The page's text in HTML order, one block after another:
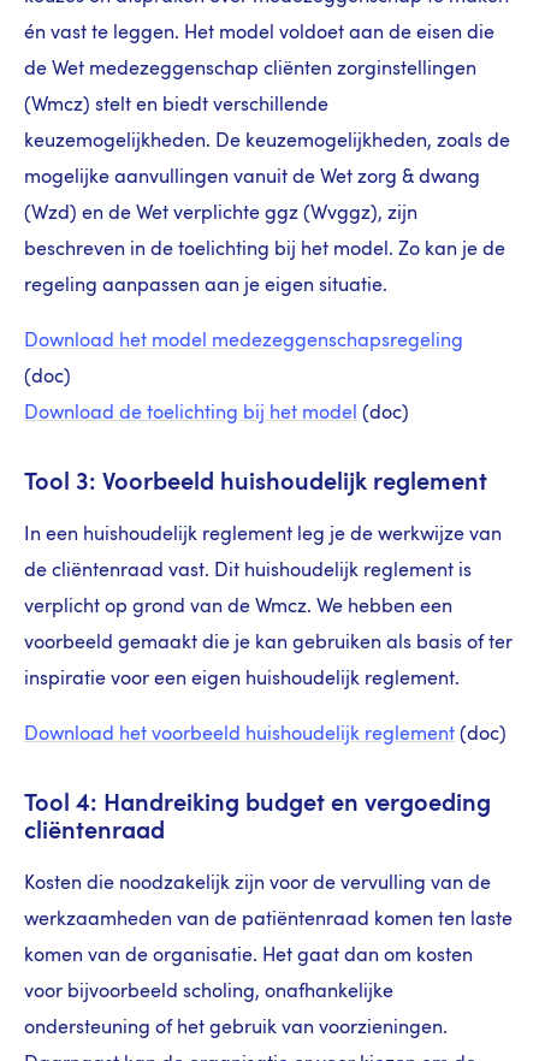
én vast te leggen. Het model voldoet aan de eisen die
de Wet medezeggenschap cliënten zorginstellingen
(Wmcz) stelt en biedt verschillende
keuzemogelijkheden. De keuzemogelijkheden, zoals de
mogelijke aanvullingen vanuit de Wet zorg & dwang
(Wzd) en de Wet verplichte ggz (Wvggz), zijn
beschreven in de toelichting bij het model. Zo kan je de
regeling aanpassen aan je eigen situatie.
Download het model medezeggenschapsregeling
(doc)
Download de toelichting bij het model (doc)
Tool 3: Voorbeeld huishoudelijk reglement
In een huishoudelijk reglement leg je de werkwijze van
de cliëntenraad vast. Dit huishoudelijk reglement is
verplicht op grond van de Wmcz. We hebben een
voorbeeld gemaakt die je kan gebruiken als basis of ter
inspiratie voor een eigen huishoudelijk reglement.
Download het voorbeeld huishoudelijk reglement (doc)
Tool 4: Handreiking budget en vergoeding
cliëntenraad
Kosten die noodzakelijk zijn voor de vervulling van de
werkzaamheden van de patiëntenraad komen ten laste
komen van de organisatie. Het gaat dan om kosten
voor bijvoorbeeld scholing, onafhankelijke
ondersteuning of het gebruik van voorzieningen.